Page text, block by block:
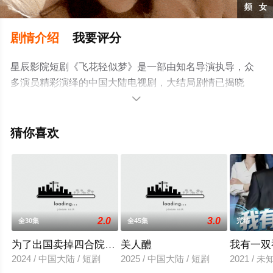
剧情介绍 我要评分
星辰影院短剧《飞花轻似梦》是一部由知名导演执导，众
多演员精彩演绎的中国大陆电视剧，大结局剧情已揭晓
（全37集），手机免费观看高清无删减完整版电视剧全集
视猫或剧情网等平台了解。

猜你喜欢
全30集 2.0
为了出国卖掉四合院现在价值过亿你哭什么
2024 / 中国大陆 / 短剧
全45集 3.0
美人醴
2025 / 中国大陆 / 短剧
完结
我有一
2021 / 未